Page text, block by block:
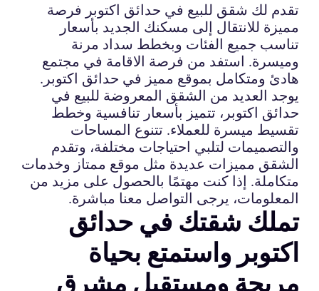
تقدم لك شقق للبيع في حدائق اكتوبر فرصة
مميزة للانتقال إلى مسكنك الجديد بأسعار
تناسب جميع الفئات وبخطط سداد مرنة
وميسرة. استفد من فرصة الاقامة في مجتمع
هادئ ومتكامل بموقع مميز في حدائق اكتوبر.
يوجد العديد من الشقق المعروضة للبيع في
حدائق اكتوبر، تتميز بأسعار تنافسية وخطط
تقسيط ميسرة للعملاء. تتنوع المساحات
والتصميمات لتلبي احتياجات مختلفة، وتقدم
الشقق مميزات عديدة مثل موقع ممتاز وخدمات
متكاملة. إذا كنت مهتمًا بالحصول على مزيد من
المعلومات، يرجى التواصل معنا مباشرة.
تملك شقتك في حدائق
اكتوبر واستمتع بحياة
مريحة ومستقبل مشرق